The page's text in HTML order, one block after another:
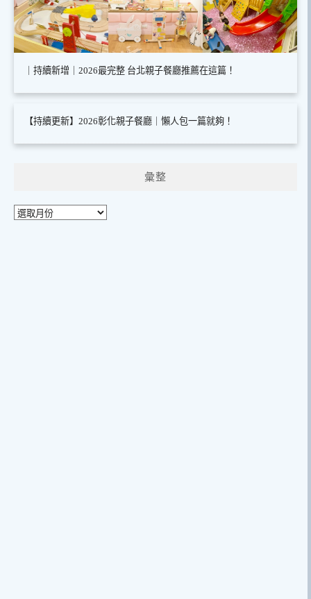
｜持續新增｜2026最完整 台北親子餐廳推薦在這篇！
【持續更新】2026彰化親子餐廳｜懶人包一篇就夠！
彙整
彙